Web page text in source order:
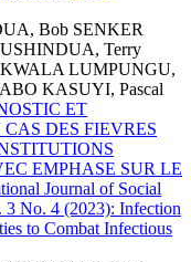
Bob SENKER
Terry
LUMPUNGU,
KASUYI, Pascal
ET
DES FIEVRES
EMPHASE SUR LE
Journal of Social
3 No. 4 (2023): Infection
to Combat Infectious